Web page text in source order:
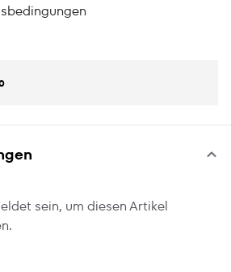
sein, um diesen Artikel